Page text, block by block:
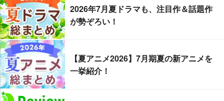
2026年7月夏ドラマも、注目作＆話題作
が勢ぞろい！
【夏アニメ2026】7月期夏の新アニメを
一挙紹介！